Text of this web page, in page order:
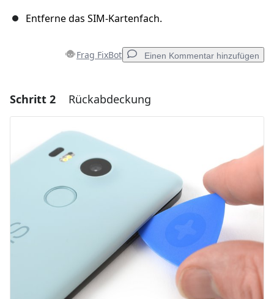
Entferne das SIM-Kartenfach.
Frag FixBot Einen Kommentar hinzufügen
Einen Kommentar hinzufügen
Kommentar hinzufügen
Kommentieren
Schritt 2 Rückabdeckung